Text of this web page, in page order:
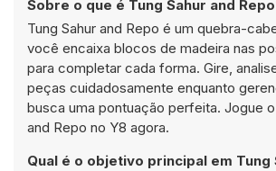
Sobre o que é Tung Sahur and
Tung Sahur and Repo é um quebra-
você encaixa blocos de madeira nas
para completar cada forma. Gire,
peças cuidadosamente enquanto
busca uma pontuação perfeita. Jogue
and Repo no Y8 agora.
Qual é o objetivo principal em Tung